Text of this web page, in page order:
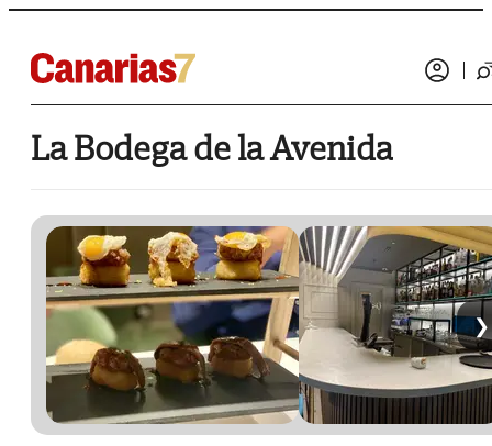
La Bodega de la Avenida
❯